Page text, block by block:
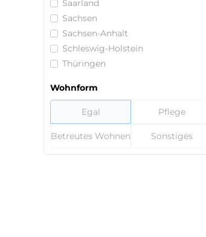
Saarland
Sachsen
Sachsen-Anhalt
Schleswig-Holstein
Thüringen
Wohnform
Egal Pflege
Betreutes Wohnen Sonstiges